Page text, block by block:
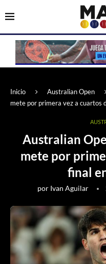
Inicio Australian Open
mete por primera vez a cuartos
Australian
mete por
final
por Ivan Aguilar